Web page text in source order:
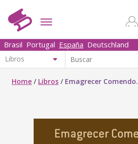
Brasil Portugal España Deutschland
Home / Libros / Emagrecer Comendo.